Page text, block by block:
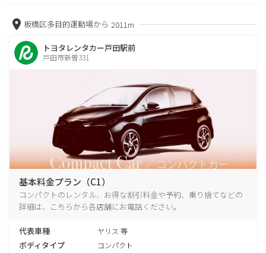
板橋区多目的運動場から 2011m
トヨタレンタカー戸田駅前
戸田市新曽331
基本料金プラン（C1）
コンパクトのレンタル、お得な割引料金や予約、乗り捨てなどの
詳細は、こちらから各店舗にお電話ください。
代表車種 ヤリス 等
ボディタイプ コンパクト